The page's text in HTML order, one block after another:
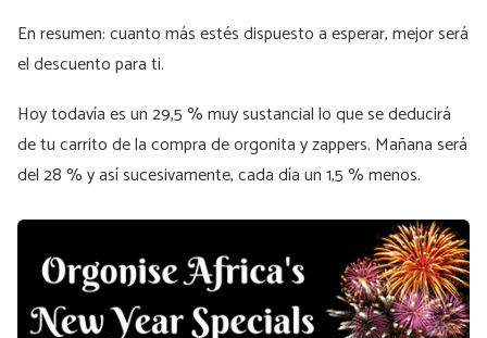
En resumen: cuanto más estés dispuesto a esperar, mejor será
el descuento para ti.
Hoy todavía es un 29,5 % muy sustancial lo que se deducirá
de tu carrito de la compra de orgonita y zappers. Mañana será
del 28 % y así sucesivamente, cada día un 1,5 % menos.